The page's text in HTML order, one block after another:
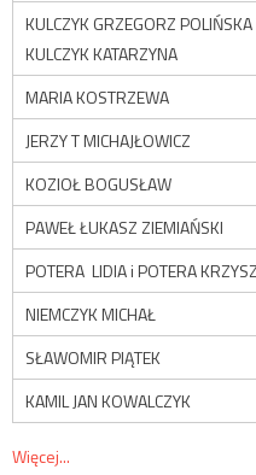
KULCZYK GRZEGORZ POLIŃSKA
KULCZYK KATARZYNA
MARIA KOSTRZEWA
JERZY T MICHAJŁOWICZ
KOZIOŁ BOGUSŁAW
PAWEŁ ŁUKASZ ZIEMIAŃSKI
POTERA LIDIA i POTERA
NIEMCZYK MICHAŁ
SŁAWOMIR PIĄTEK
KAMIL JAN KOWALCZYK
Więcej...